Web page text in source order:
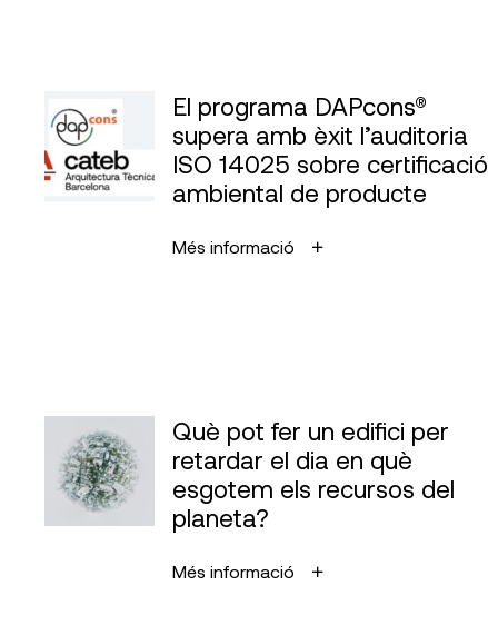
El programa DAPcons®
supera amb èxit l’auditoria
ISO 14025 sobre certificació
ambiental de producte
Més informació
Què pot fer un edifici per
retardar el dia en què
esgotem els recursos del
planeta?
Més informació